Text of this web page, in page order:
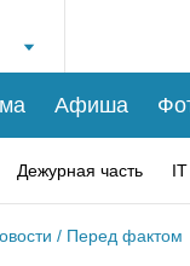
Афиша
Дежурная часть
/ Перед фактом